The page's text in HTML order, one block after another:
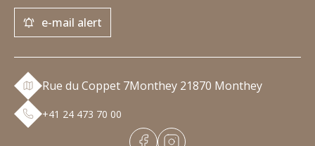
e-mail alert
Rue du Coppet 7Monthey 21870 Monthey
+41 24 473 70 00